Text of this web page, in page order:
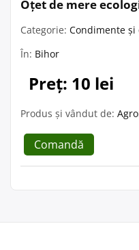
Oțet de mere
Categorie: Condimente și
În: Bihor
Preț: 10 lei
Produs și vândut de:
Comandă